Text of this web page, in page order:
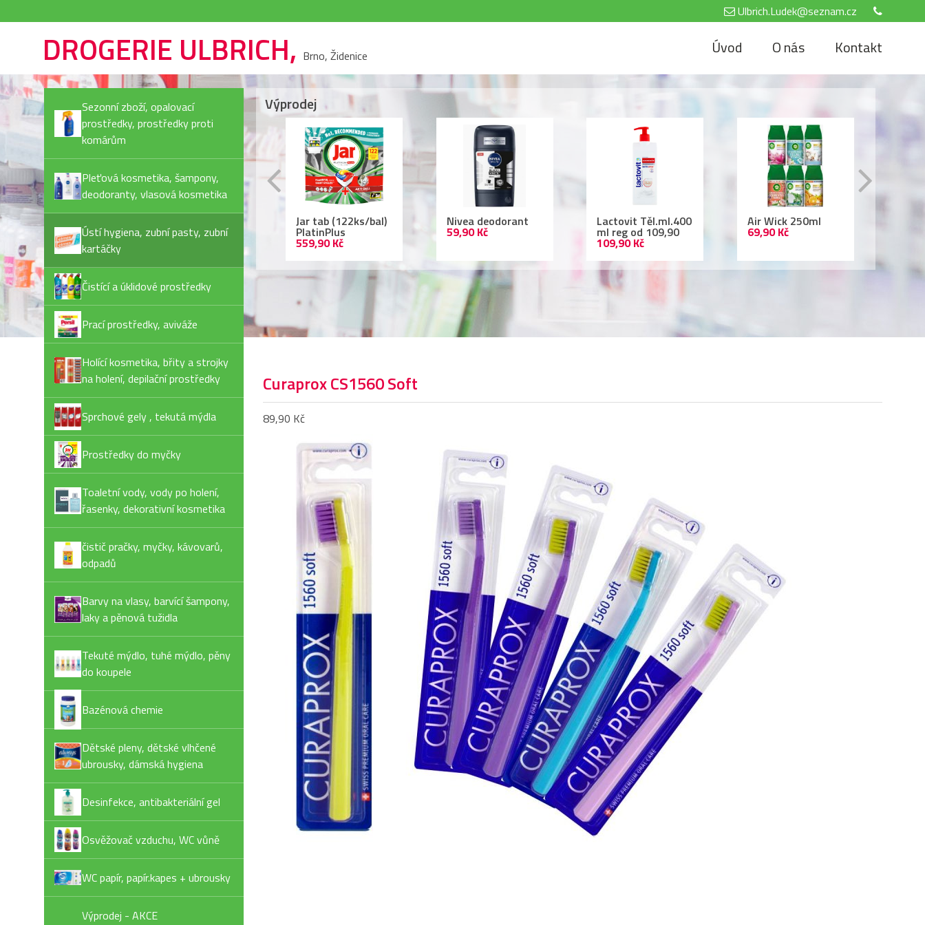
Ulbrich.Ludek@seznam.cz
DROGERIE ULBRICH, Brno, Židenice Úvod O nás Kontakt
Sezonní zboží, opalovací
prostředky, prostředky proti
komárům
Pleťová kosmetika, šampony,
deodoranty, vlasová kosmetika
Ústí hygiena, zubní pasty, zubní
kartáčky
Čistící a úklidové prostředky
Prací prostředky, aviváže
Holící kosmetika, břity a strojky
na holení, depilační prostředky
Sprchové gely , tekutá mýdla
Prostředky do myčky
Toaletní vody, vody po holení,
řasenky, dekorativní kosmetika
čistič pračky, myčky, kávovarů,
odpadů
Barvy na vlasy, barvící šampony,
laky a pěnová tužidla
Tekuté mýdlo, tuhé mýdlo, pěny
do koupele
Bazénová chemie
Dětské pleny, dětské vlhčené
ubrousky, dámská hygiena
Desinfekce, antibakteriální gel
Osvěžovač vzduchu, WC vůně
WC papír, papír.kapes + ubrousky
Výprodej - AKCE
Výprodej
Invisible Pure
Kč
(72PD/bal) Color
479,90 Kč
Jar tab (122ks/bal)
PlatinPlus
559,90 Kč
Nivea deodorant
59,90 Kč
Lactovit Těl.ml.400
ml reg od 109,90
109,90 Kč
Air Wick 250ml
69,90 Kč
Curaprox CS1560 Soft
89,90 Kč